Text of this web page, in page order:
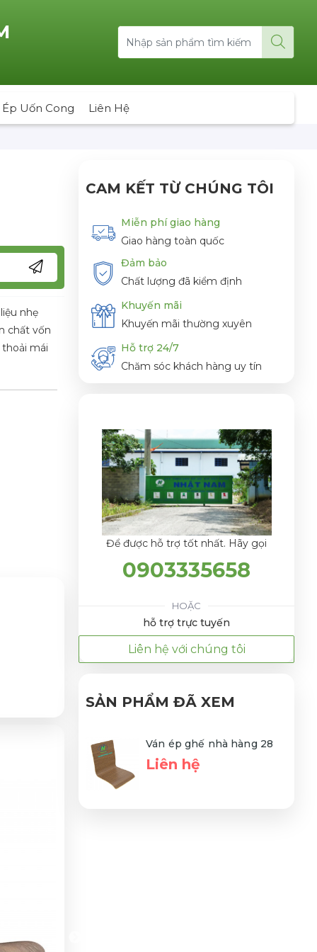
Ép Uốn Cong Liên Hệ
nhẹ
chất vốn
mái
CAM KẾT TỪ CHÚNG TÔI
Miễn phí giao hàng
Giao hàng toàn quốc
Đảm bảo
Chất lượng đã kiểm định
Khuyến mãi
Khuyến mãi thường xuyên
Hỗ trợ 24/7
Chăm sóc khách hàng uy tín
Để được hỗ trợ tốt nhất. Hãy gọi
0903335658
HOẶC
hỗ trợ trực tuyến
Liên hệ với chúng tôi
SẢN PHẨM ĐÃ XEM
Ván ép ghế nhà hàng 28
Liên hệ